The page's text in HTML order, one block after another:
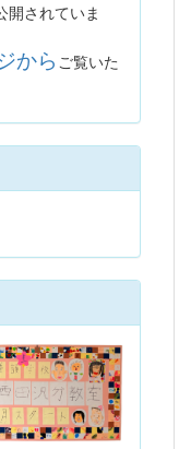
開されていま
から ご覧いた